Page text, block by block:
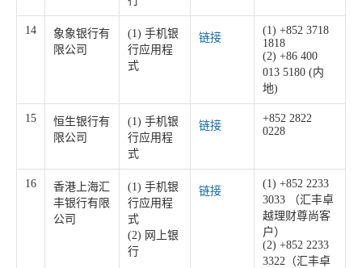
14
象象银行有
限公司
(1) 手机银
行应用程
式
链接
(1) +852 3718
1818
(2) +86 400
013 5180 (内
地)
15
恒生银行有
限公司
(1) 手机银
行应用程
式
链接
+852 2822
0228
16
香港上海汇
丰银行有限
公司
(1) 手机银
行应用程
式
(2) 网上银
行
链接
(1) +852 2233
3033 （汇丰卓
越理财尊尚客
户）
(2) +852 2233
3322（汇丰卓